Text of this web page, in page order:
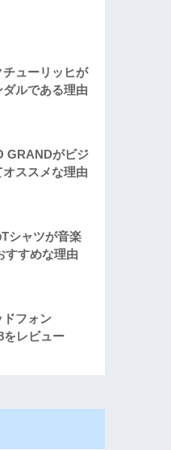
チューリッヒが
ルである理由
GRANDがビジ
ススメな理由
シャツが音楽
すすめな理由
ドフォン
をレビュー